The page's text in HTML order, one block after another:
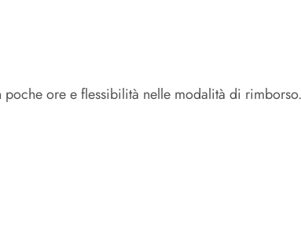
ore e flessibilità nelle modalità di rimborso.